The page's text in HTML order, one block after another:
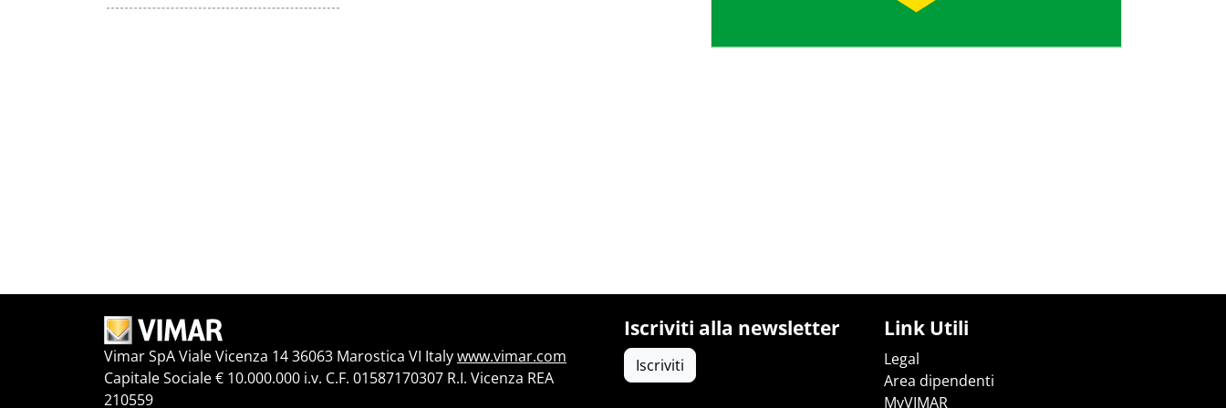
Vimar SpA Viale Vicenza 14 36063 Marostica VI Italywww.vimar.com
Capitale Sociale € 10.000.000 i.v. C.F. 01587170307 R.I. Vicenza REA
210559
Iscriviti alla newsletter
Iscriviti
Link Utili
Legal
Area dipendenti
MyVIMAR